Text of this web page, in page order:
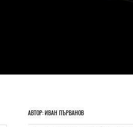
АВТОР: ИВАН ПЪРВАНОВ